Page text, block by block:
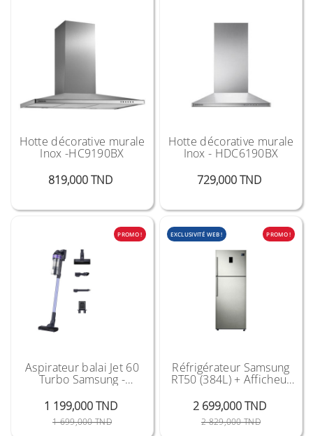
Hotte décorative murale
Inox -HC9190BX
819,000 TND
Hotte décorative murale
Inox - HDC6190BX
729,000 TND
PROMO !
Aspirateur balai Jet 60
Turbo Samsung -
1 199,000 TND
1 699,000 TNDPrix Public
Prix
EXCLUSIVITÉ WEB ! PROMO !
Réfrigérateur Samsung
RT50 (384L) + Afficheur
2 699,000 TND
2 829,000 TNDPrix Public
Prix